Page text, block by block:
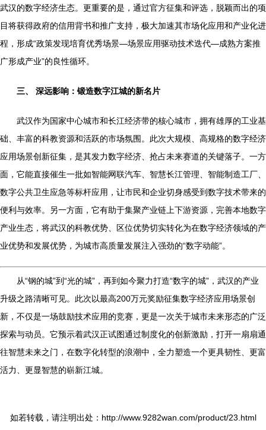
武汉的数字经济生态。更重要的是，通过官方征集和评选，脱颖而出的项
目将获得政府的信用背书和推广支持，极大加速其市场化应用和产业化进
程，形成“政策发现培育优秀场景—场景应用驱动技术迭代—成熟方案推
广形成产业”的良性循环。
三、 深远影响：锻造数字江城的新名片
武汉作为国家中心城市和长江经济带的核心城市，拥有雄厚的工业基
础、丰富的科教资源和活跃的市场氛围。此次大规模、高规格的数字经济
应用场景创新征集，是其发力数字经济、抢占未来赛道的关键落子。一方
面，它能直接催生一批如智能网联汽车、智慧长江管理、智能制造工厂、
数字公共卫生应急等标杆应用，让市民和企业切身感受到数字技术带来的
便利与效率。另一方面，它有助于集聚产业链上下游资源，完善本地数字
产业生态，将武汉的科教优势、区位优势切实转化为在数字经济领域的产
业优势和发展优势，为城市高质量发展注入强劲的“数字动能”。
从“钢的城”到“光的城”，再到如今聚力打造“数字的城”，武汉的产业
升级之路清晰可见。此次以最高200万元奖励征集数字经济应用场景创
新，不仅是一场鼓励技术应用的竞赛，更是一次关于城市未来形态的广泛
探索与动员。它预示着武汉正试图通过制度化的创新激励，打开一扇扇通
往智慧未来之门，在数字化转型的浪潮中，全力塑造一个更具韧性、更富
活力、更显智慧的崭新江城。
如若转载，请注明出处：http://www.9282wan.com/product/23.html